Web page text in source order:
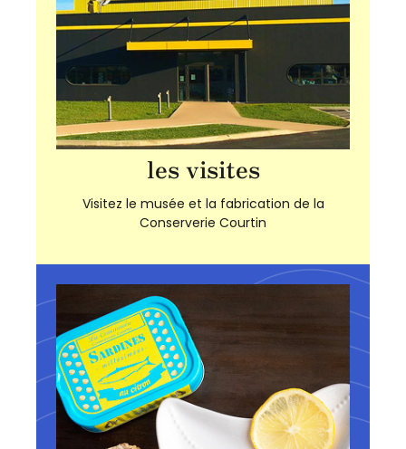
les visites
Visitez le musée et la fabrication de la
Conserverie Courtin